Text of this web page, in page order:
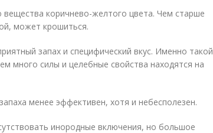
коричнево-желтого цвета. Чем старше
может крошиться.
запах и специфический вкус. Именно такой
много силы и целебные свойства находятся на
менее эффективен, хотя и небесполезен.
инородные включения, но большое